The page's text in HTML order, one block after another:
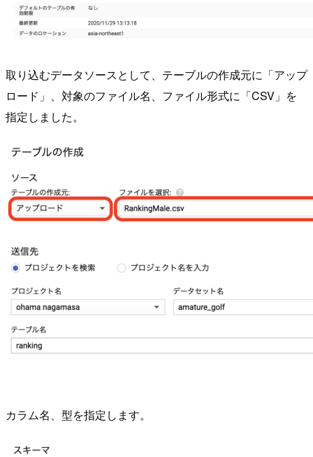
取り込むデータソースとして、テーブルの作成元に「アップ
ロード」、対象のファイル名、ファイル形式に「CSV」を
指定しました。
カラム名、型を指定します。